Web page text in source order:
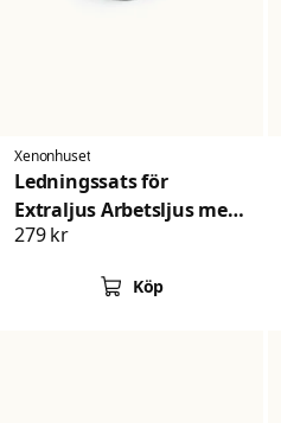
Xenonhuset
Ledningssats för
Extraljus Arbetsljus med
2 DT-Kontakt
279 kr
Köp